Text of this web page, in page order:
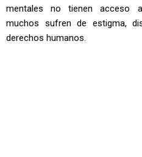
mentales no tienen acceso
muchos sufren de estigma,
derechos humanos.